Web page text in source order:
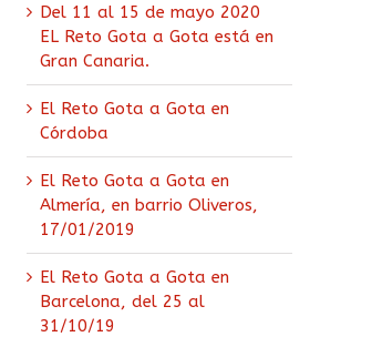
Del 11 al 15 de mayo 2020
EL Reto Gota a Gota está en
Gran Canaria.
El Reto Gota a Gota en
Córdoba
El Reto Gota a Gota en
Almería, en barrio Oliveros,
17/01/2019
El Reto Gota a Gota en
Barcelona, del 25 al
31/10/19